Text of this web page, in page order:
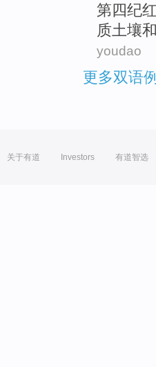
第四纪
质土壤和
youdao
更多双语
关于有道 Investors 有道智选